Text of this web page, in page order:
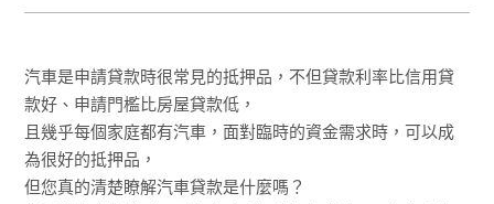
汽車是申請貸款時很常見的抵押品，不但貸款利率比信用貸
款好、申請門檻比房屋貸款低，
且幾乎每個家庭都有汽車，面對臨時的資金需求時，可以成
為很好的抵押品，
但您真的清楚瞭解汽車貸款是什麼嗎？